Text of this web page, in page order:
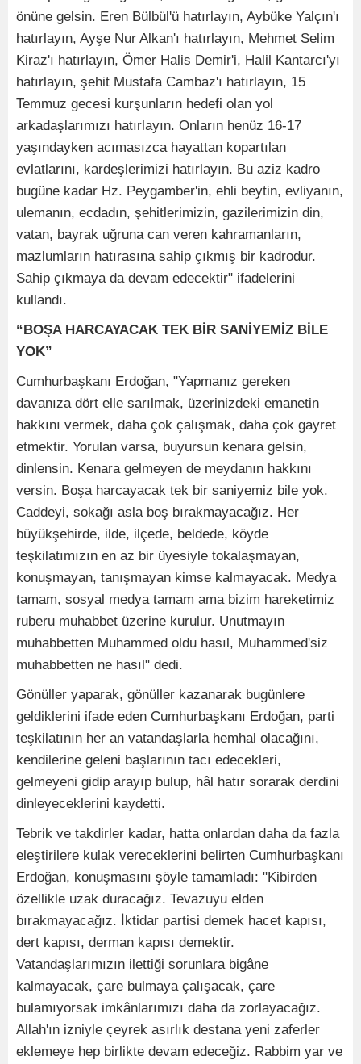
önüne gelsin. Eren Bülbül'ü hatırlayın, Aybüke Yalçın'ı
hatırlayın, Ayşe Nur Alkan'ı hatırlayın, Mehmet Selim
Kiraz'ı hatırlayın, Ömer Halis Demir'i, Halil Kantarcı'yı
hatırlayın, şehit Mustafa Cambaz'ı hatırlayın, 15
Temmuz gecesi kurşunların hedefi olan yol
arkadaşlarımızı hatırlayın. Onların henüz 16-17
yaşındayken acımasızca hayattan kopartılan
evlatlarını, kardeşlerimizi hatırlayın. Bu aziz kadro
bugüne kadar Hz. Peygamber'in, ehli beytin, evliyanın,
ulemanın, ecdadın, şehitlerimizin, gazilerimizin din,
vatan, bayrak uğruna can veren kahramanların,
mazlumların hatırasına sahip çıkmış bir kadrodur.
Sahip çıkmaya da devam edecektir" ifadelerini
kullandı.
“BOŞA HARCAYACAK TEK BİR SANİYEMİZ BİLE
YOK”
Cumhurbaşkanı Erdoğan, "Yapmanız gereken
davanıza dört elle sarılmak, üzerinizdeki emanetin
hakkını vermek, daha çok çalışmak, daha çok gayret
etmektir. Yorulan varsa, buyursun kenara gelsin,
dinlensin. Kenara gelmeyen de meydanın hakkını
versin. Boşa harcayacak tek bir saniyemiz bile yok.
Caddeyi, sokağı asla boş bırakmayacağız. Her
büyükşehirde, ilde, ilçede, beldede, köyde
teşkilatımızın en az bir üyesiyle tokalaşmayan,
konuşmayan, tanışmayan kimse kalmayacak. Medya
tamam, sosyal medya tamam ama bizim hareketimiz
ruberu muhabbet üzerine kurulur. Unutmayın
muhabbetten Muhammed oldu hasıl, Muhammed'siz
muhabbetten ne hasıl" dedi.
Gönüller yaparak, gönüller kazanarak bugünlere
geldiklerini ifade eden Cumhurbaşkanı Erdoğan, parti
teşkilatının her an vatandaşlarla hemhal olacağını,
kendilerine geleni başlarının tacı edecekleri,
gelmeyeni gidip arayıp bulup, hâl hatır sorarak derdini
dinleyeceklerini kaydetti.
Tebrik ve takdirler kadar, hatta onlardan daha da fazla
eleştirilere kulak vereceklerini belirten Cumhurbaşkanı
Erdoğan, konuşmasını şöyle tamamladı: "Kibirden
özellikle uzak duracağız. Tevazuyu elden
bırakmayacağız. İktidar partisi demek hacet kapısı,
dert kapısı, derman kapısı demektir.
Vatandaşlarımızın ilettiği sorunlara bigâne
kalmayacak, çare bulmaya çalışacak, çare
bulamıyorsak imkânlarımızı daha da zorlayacağız.
Allah'ın izniyle çeyrek asırlık destana yeni zaferler
eklemeye hep birlikte devam edeceğiz. Rabbim yar ve